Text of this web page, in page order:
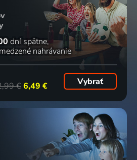
dní spätne
nahrávanie
€6,49 € Vybrať